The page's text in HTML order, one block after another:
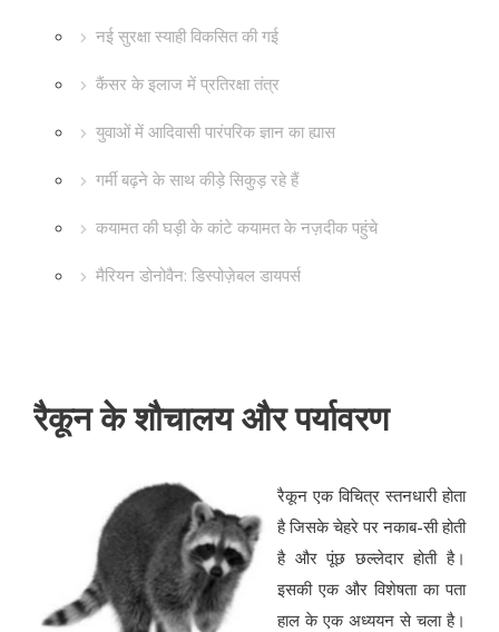
नई सुरक्षा स्याही विकसित की गई
कैंसर के इलाज में प्रतिरक्षा तंत्र
युवाओं में आदिवासी पारंपरिक ज्ञान का ह्यास
गर्मी बढ़ने के साथ कीड़े सिकुड़ रहे हैं
कयामत की घड़ी के कांटे कयामत के नज़दीक पहुंचे
मैरियन डोनोवैन: डिस्पोज़ेबल डायपर्स
रैकून के शौचालय और पर्यावरण
रैकून एक विचित्र स्तनधारी होता
है जिसके चेहरे पर नकाब-सी होती
है और पूंछ छल्लेदार होती है।
इसकी एक और विशेषता का पता
हाल के एक अध्ययन से चला है।